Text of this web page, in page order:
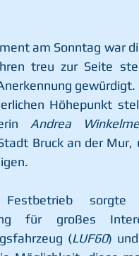
am Sonntag war
treu zur Seite
gewürdigt.
Höhepunkt
Andrea
Bruck an der
für großes
(LUF60)